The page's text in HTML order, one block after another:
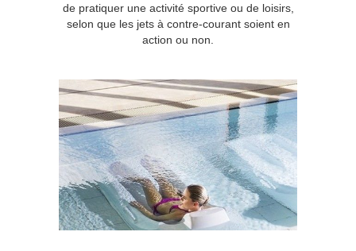
de pratiquer une activité sportive ou de loisirs,
selon que les jets à contre-courant soient en
action ou non.